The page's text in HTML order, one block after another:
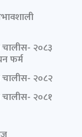
२०८३
फर्म
२०८२
२०८१